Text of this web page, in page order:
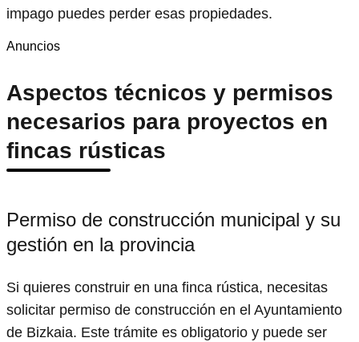
impago puedes perder esas propiedades.
Anuncios
Aspectos técnicos y permisos
necesarios para proyectos en
fincas rústicas
Permiso de construcción municipal y su
gestión en la provincia
Si quieres construir en una finca rústica, necesitas
solicitar permiso de construcción en el Ayuntamiento
de Bizkaia. Este trámite es obligatorio y puede ser